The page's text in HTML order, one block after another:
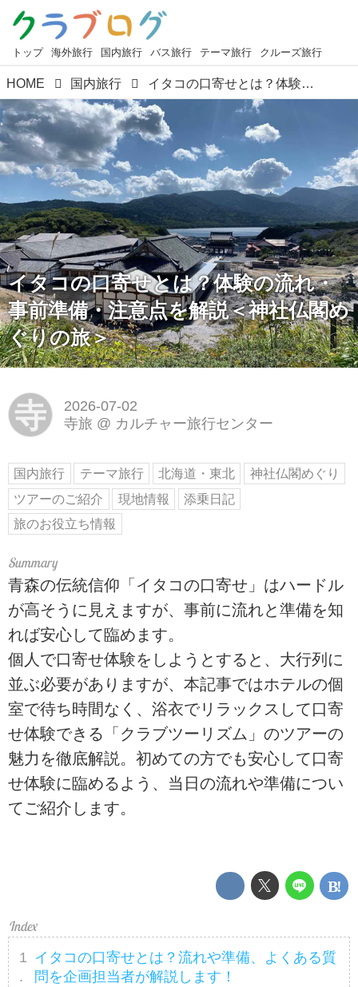
トップ 海外旅行 国内旅行 バス旅行 テーマ旅行 クルーズ旅行
HOME 国内旅行 イタコの口寄せとは？体験の流れ・事前準備・注意点を解説＜神社仏閣めぐりの旅＞
イタコの口寄せとは？体験の流れ・
事前準備・注意点を解説＜神社仏閣め
ぐりの旅＞
寺
2026-07-02
寺旅 @ カルチャー旅行センター
国内旅行 テーマ旅行 北海道・東北
神社仏閣めぐり
ツアーのご紹介
現地情報
添乗日記
旅のお役立ち情報
青森の伝統信仰「イタコの口寄せ」はハードル
が高そうに見えますが、事前に流れと準備を知
れば安心して臨めます。
個人で口寄せ体験をしようとすると、大行列に
並ぶ必要がありますが、本記事ではホテルの個
室で待ち時間なく、浴衣でリラックスして口寄
せ体験できる「クラブツーリズム」のツアーの
魅力を徹底解説。初めての方でも安心して口寄
せ体験に臨めるよう、当日の流れや準備につい
てご紹介します。
イタコの口寄せとは？流れや準備、よくある質
問を企画担当者が解説します！